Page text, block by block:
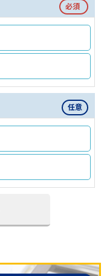
必須
任意